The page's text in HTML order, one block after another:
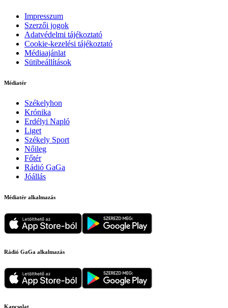
Impresszum
Szerzői jogok
Adatvédelmi tájékoztató
Cookie-kezelési tájékoztató
Médiaajánlat
Sütibeállítások
Médiatér
Székelyhon
Krónika
Erdélyi Napló
Liget
Székely Sport
Nőileg
Főtér
Rádió GaGa
Jóállás
Médiatér alkalmazás
Rádió GaGa alkalmazás
Kapcsolat